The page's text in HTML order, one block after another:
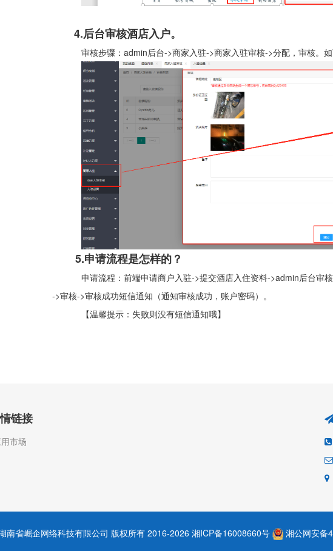
4.后台审核酒店入户。
审核步骤：admin后台->商家入驻->商家入驻审核->分配，审核。如
5.申请流程是怎样的？
申请流程：前端申请商户入驻->提交酒店入住资料->admin后台审核
->审核->审核成功短信通知（通知审核成功，账户密码）。
【温馨提示：失败则没有短信通知哦】
链接
市场
南省崛企网络科技有限公司 版权所有 2016-2026 湘ICP备16008660号 湘公网安备